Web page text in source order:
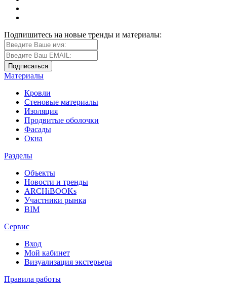
Подпишитесь на новые тренды и материалы:
Материалы
Кровли
Стеновые материалы
Изоляция
Продвитые оболочки
Фасады
Окна
Разделы
Объекты
Новости и тренды
ARCHiBOOKs
Участники рынка
BIM
Сервис
Вход
Мой кабинет
Визуализация экстерьера
Правила работы